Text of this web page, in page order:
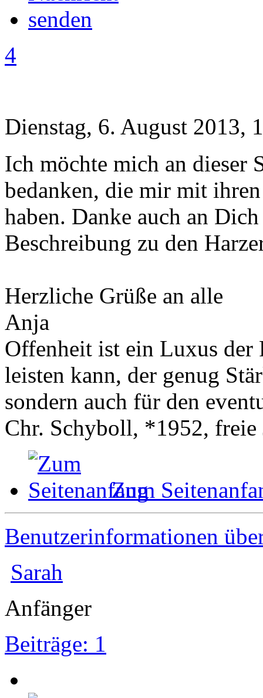
4
Dienstag, 6. August 2013,
Ich möchte mich an dieser
bedanken, die mir mit
haben. Danke auch an
Beschreibung zu den
Herzliche Grüße an alle
Anja
Offenheit ist ein Luxus der
leisten kann, der genug
sondern auch für den
Chr. Schyboll, *1952, freie
Zum
Benutzerinformationen
Sarah
Anfänger
Beiträge: 1